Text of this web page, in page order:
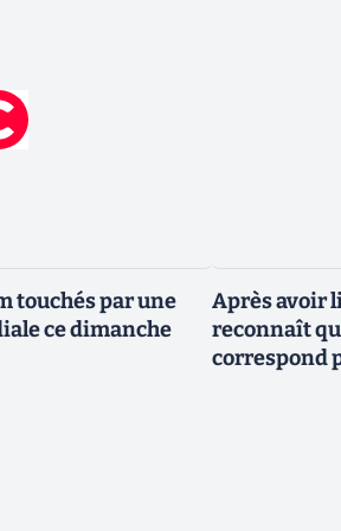
touchés par une
ce dimanche
Après avoir
reconnaît
correspond